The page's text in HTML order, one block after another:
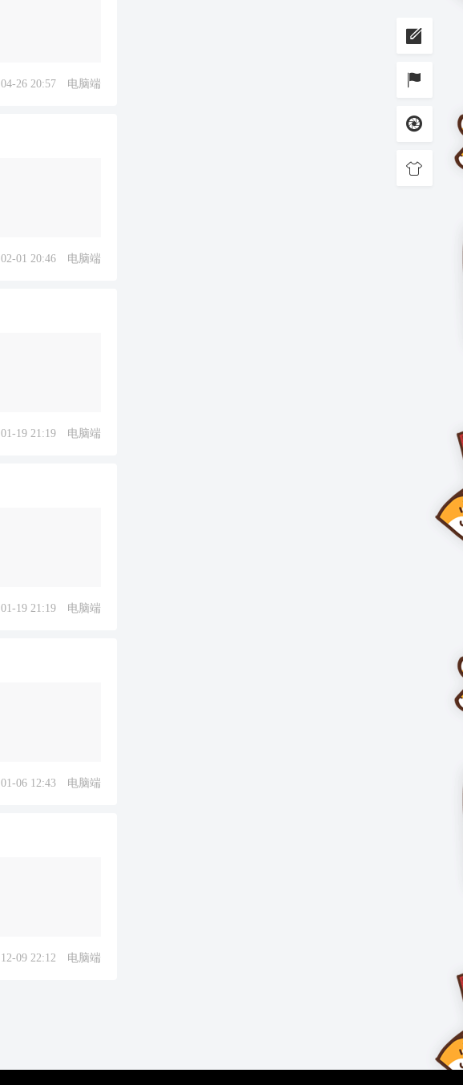
04-26 20:57 电脑端
02-01 20:46 电脑端
01-19 21:19 电脑端
01-19 21:19 电脑端
01-06 12:43 电脑端
12-09 22:12 电脑端